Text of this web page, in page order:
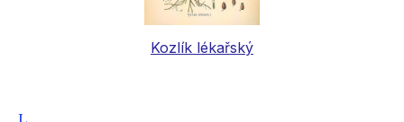
Kozlík lékařský